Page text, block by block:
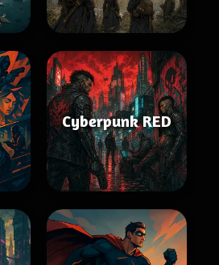
Cyberpunk RED